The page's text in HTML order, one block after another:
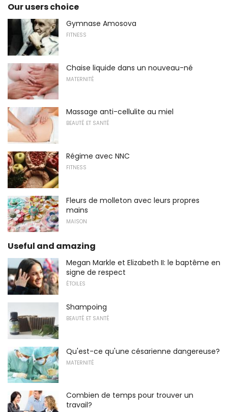
Our users choice
Gymnase Amosova
FITNESS
Chaise liquide dans un nouveau-né
MATERNITÉ
Massage anti-cellulite au miel
BEAUTÉ ET SANTÉ
Régime avec NNC
FITNESS
Fleurs de molleton avec leurs propres
mains
MAISON
Useful and amazing
Megan Markle et Elizabeth II: le baptême en
signe de respect
ÉTOILES
Shampoing
BEAUTÉ ET SANTÉ
Qu'est-ce qu'une césarienne dangereuse?
MATERNITÉ
Combien de temps pour trouver un
travail?